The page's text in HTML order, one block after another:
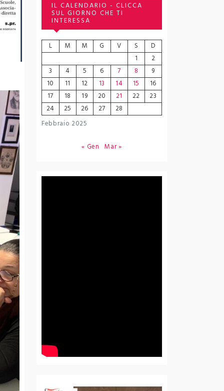
IL CALENDARIO - CLICCA
SUL GIORNO CHE TI
INTERESSA
Febbraio 2025
L M M G V S
D
1
2
3
4 5 6 7 8
9
10
11 12 13 14 15
16
17
18 19 20 21 22
23
24
25 26 27 28
« Gen Mar »